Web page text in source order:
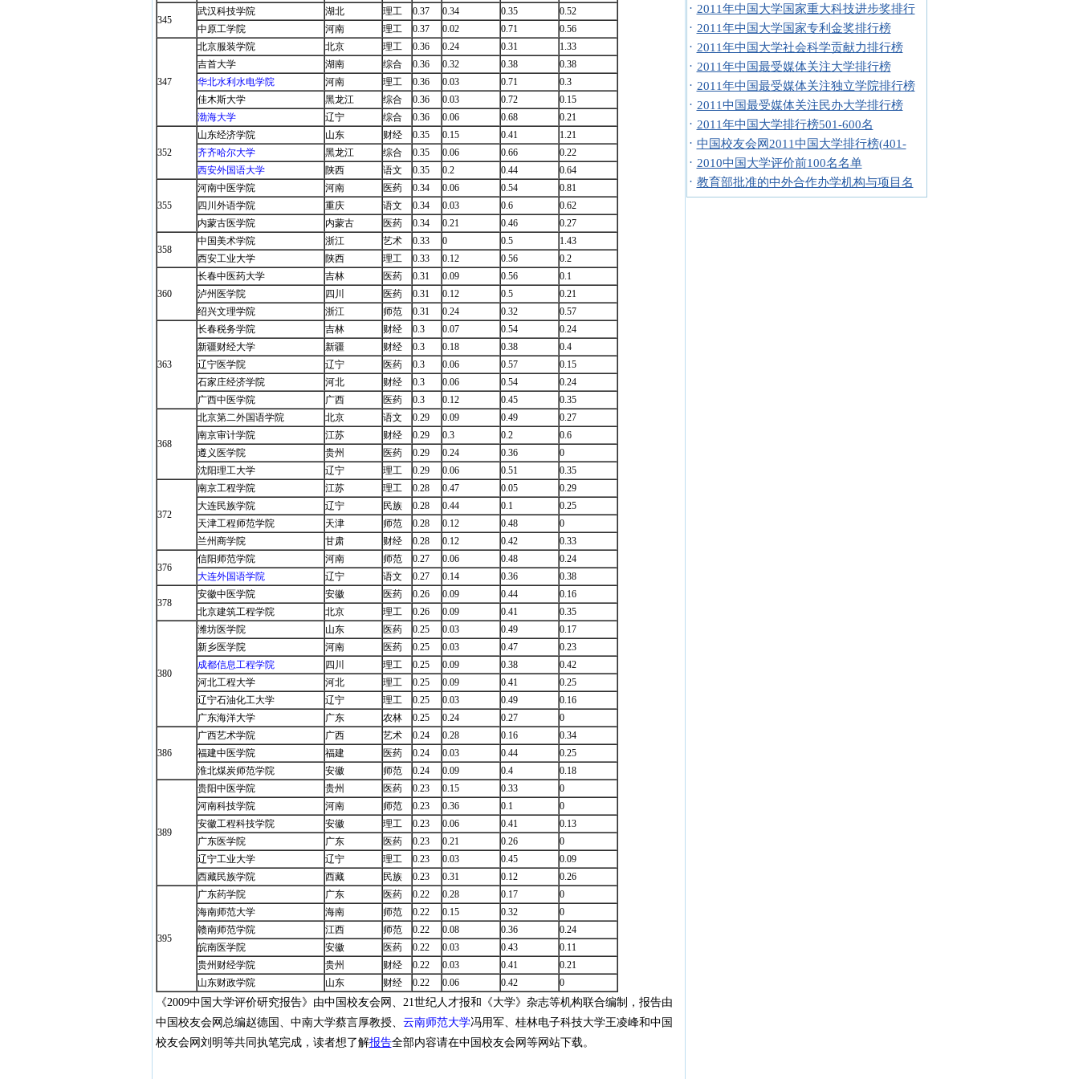
345
武汉科技学院 湖北 理工 0.37 0.34 0.35
0.52
中原工学院
河南 理工 0.37 0.02 0.71 0.56
347
北京服装学院 北京 理工 0.36 0.24 0.31
1.33
吉首大学
湖南 综合 0.36 0.32 0.38
0.38
华北水利水电学院
河南 理工 0.36 0.03 0.71
0.3
佳木斯大学
黑龙江 综合 0.36 0.03 0.72
0.15
渤海大学
辽宁 综合 0.36 0.06 0.68 0.21
352
山东经济学院 山东 财经 0.35 0.15 0.41
1.21
齐齐哈尔大学
黑龙江 综合 0.35 0.06 0.66
0.22
西安外国语大学
陕西 语文 0.35 0.2 0.44 0.64
355
河南中医学院 河南 医药 0.34 0.06 0.54
0.81
四川外语学院
重庆 语文 0.34 0.03 0.6
0.62
内蒙古医学院
内蒙古 医药 0.34 0.21 0.46 0.27
358
中国美术学院 浙江 艺术 0.33 0 0.5
1.43
西安工业大学
陕西 理工 0.33 0.12 0.56 0.2
360
长春中医药大学 吉林 医药 0.31 0.09 0.56
0.1
泸州医学院
四川 医药 0.31 0.12 0.5
0.21
绍兴文理学院
浙江 师范 0.31 0.24 0.32 0.57
363
长春税务学院 吉林 财经 0.3 0.07 0.54
0.24
新疆财经大学
新疆 财经 0.3 0.18 0.38
0.4
辽宁医学院
辽宁 医药 0.3 0.06 0.57
0.15
石家庄经济学院
河北 财经 0.3 0.06 0.54
0.24
广西中医学院
广西 医药 0.3 0.12 0.45 0.35
368
北京第二外国语学院 北京 语文 0.29 0.09 0.49
0.27
南京审计学院
江苏 财经 0.29 0.3 0.2
0.6
遵义医学院
贵州 医药 0.29 0.24 0.36
0
沈阳理工大学
辽宁 理工 0.29 0.06 0.51 0.35
372
南京工程学院 江苏 理工 0.28 0.47 0.05
0.29
大连民族学院
辽宁 民族 0.28 0.44 0.1
0.25
天津工程师范学院
天津 师范 0.28 0.12 0.48
0
兰州商学院
甘肃 财经 0.28 0.12 0.42 0.33
376
信阳师范学院 河南 师范 0.27 0.06 0.48
0.24
大连外国语学院
辽宁 语文 0.27 0.14 0.36 0.38
378
安徽中医学院 安徽 医药 0.26 0.09 0.44
0.16
北京建筑工程学院
北京 理工 0.26 0.09 0.41 0.35
380
潍坊医学院 山东 医药 0.25 0.03 0.49
0.17
新乡医学院
河南 医药 0.25 0.03 0.47
0.23
成都信息工程学院
四川 理工 0.25 0.09 0.38
0.42
河北工程大学
河北 理工 0.25 0.09 0.41
0.25
辽宁石油化工大学
辽宁 理工 0.25 0.03 0.49
0.16
广东海洋大学
广东 农林 0.25 0.24 0.27 0
386
广西艺术学院 广西 艺术 0.24 0.28 0.16
0.34
福建中医学院
福建 医药 0.24 0.03 0.44
0.25
淮北煤炭师范学院
安徽 师范 0.24 0.09 0.4 0.18
389
贵阳中医学院 贵州 医药 0.23 0.15 0.33
0
河南科技学院
河南 师范 0.23 0.36 0.1
0
安徽工程科技学院
安徽 理工 0.23 0.06 0.41
0.13
广东医学院
广东 医药 0.23 0.21 0.26
0
辽宁工业大学
辽宁 理工 0.23 0.03 0.45
0.09
西藏民族学院
西藏 民族 0.23 0.31 0.12 0.26
395
广东药学院 广东 医药 0.22 0.28 0.17
0
海南师范大学
海南 师范 0.22 0.15 0.32
0
赣南师范学院
江西 师范 0.22 0.08 0.36
0.24
皖南医学院
安徽 医药 0.22 0.03 0.43
0.11
贵州财经学院
贵州 财经 0.22 0.03 0.41
0.21
山东财政学院
山东 财经 0.22 0.06 0.42 0
《2009中国大学评价研究报告》由中国校友会网、21世纪人才报和《大学》杂志等机构联合编制，报告由
中国校友会网总编赵德国、中南大学蔡言厚教授、 云南师范大学冯用军、桂林电子科技大学王凌峰和中国
校友会网刘明等共同执笔完成，读者想了解报告全部内容请在中国校友会网等网站下载。
· 2011年中国大学国家重大科技进步奖排行
· 2011年中国大学国家专利金奖排行榜
· 2011年中国大学社会科学贡献力排行榜
· 2011年中国最受媒体关注大学排行榜
· 2011年中国最受媒体关注独立学院排行榜
· 2011中国最受媒体关注民办大学排行榜
· 2011年中国大学排行榜501-600名
· 中国校友会网2011中国大学排行榜(401-
· 2010中国大学评价前100名名单
· 教育部批准的中外合作办学机构与项目名